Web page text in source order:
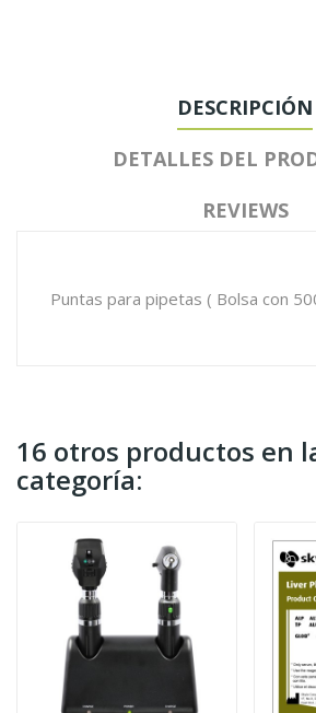
DESCRIPCIÓN
DETALLES DEL
REVIEWS
Puntas para pipetas ( Bolsa con
16 otros productos en
categoría: